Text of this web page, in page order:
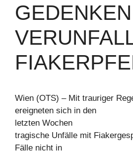
GEDENKEN
Wien (OTS) – Mit trauriger
ereigneten sich in den
letzten Wochen
tragische Unfälle mit
Fälle nicht in